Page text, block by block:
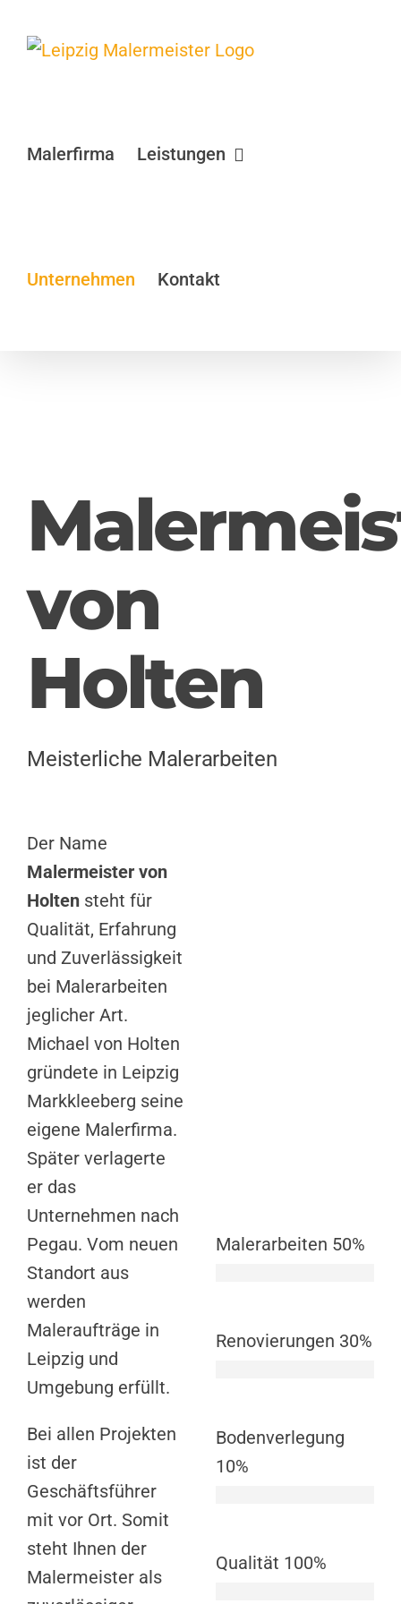
Inhalt
Malerfirma Leistungen
Unternehmen Kontakt
von
Holten
Meisterliche Malerarbeiten
Der Name
Malermeister von
Holtensteht für
Qualität, Erfahrung
und Zuverlässigkeit
bei Malerarbeiten
jeglicher Art.
Michael von Holten
gründete in Leipzig
Markkleeberg seine
eigene Malerfirma.
Später verlagerte
er das
Unternehmen nach
Pegau. Vom neuen
Standort aus
werden
Maleraufträge in
Leipzig und
Umgebung erfüllt.
Bei allen Projekten
ist der
Geschäftsführer
mit vor Ort. Somit
steht Ihnen der
Malermeister als
Malerarbeiten 50%
Renovierungen 30%
Bodenverlegung
10%
Qualität 100%